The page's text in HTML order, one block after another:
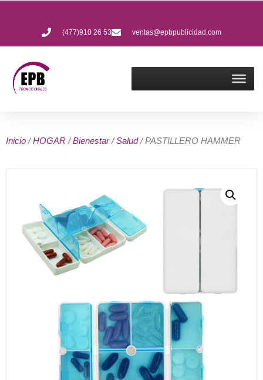
(477)910 26 53 ventas@epbpublicidad.com
Inicio /HOGAR /Bienestar/Salud/ PASTILLERO HAMMER